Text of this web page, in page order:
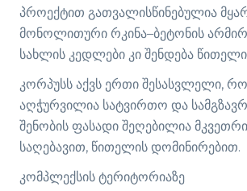
პროექტით გათვალისწინებულია
მონოლითური რკინა–ბეტონის
სახლის კედლები კი შენდება
კორპუსს აქვს ერთი შესასვლელი,
აღჭურვილია სატვირთო და
შენობის ფასადი შეღებილია
საღებავით, წითელის დომინირებით.
კომპლექსის ტერიტორიაზე